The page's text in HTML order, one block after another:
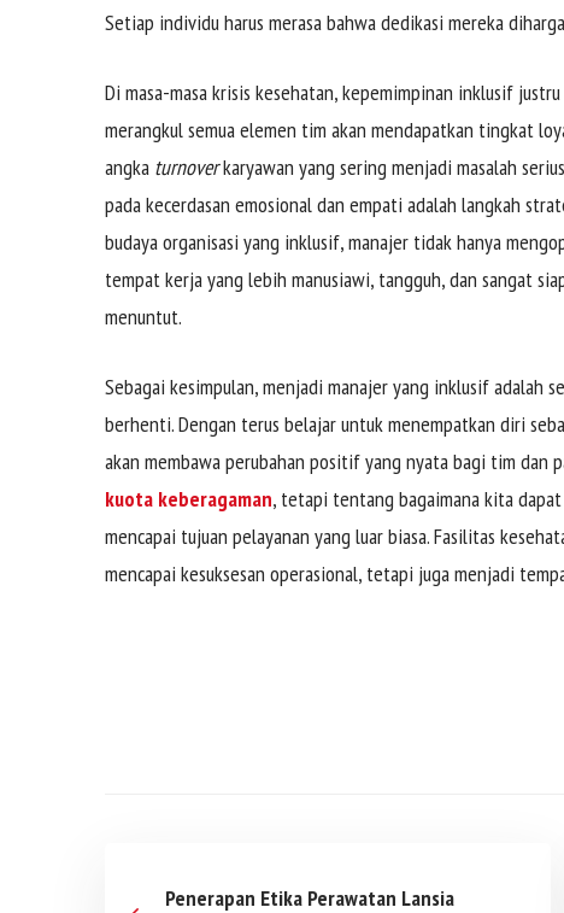
Setiap individu harus merasa bahwa dedikasi mereka
Di masa-masa krisis kesehatan, kepemimpinan inklusif
merangkul semua elemen tim akan mendapatkan tingkat
angka turnoverkaryawan yang sering menjadi masalah
pada kecerdasan emosional dan empati adalah langkah
budaya organisasi yang inklusif, manajer tidak hanya
tempat kerja yang lebih manusiawi, tangguh, dan sangat
menuntut.
Sebagai kesimpulan, menjadi manajer yang inklusif adalah
berhenti. Dengan terus belajar untuk menempatkan diri
akan membawa perubahan positif yang nyata bagi tim dan
kuota keberagaman, tetapi tentang bagaimana kita
mencapai tujuan pelayanan yang luar biasa. Fasilitas
mencapai kesuksesan operasional, tetapi juga menjadi
Penerapan Etika Perawatan Lansia